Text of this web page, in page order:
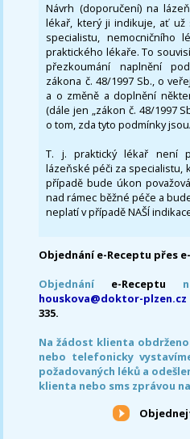
Návrh (doporučení) na
lékař, který ji indikuje, ať
specialistu, nemocničního
praktického lékaře. To
přezkoumání naplnění
zákona č. 48/1997 Sb., o
a o změně a doplnění
(dále jen „zákon č. 48/1997
o tom, zda tyto podmínky
T. j. praktický lékař není
lázeňské péči za specialistu,
případě bude úkon
nad rámec běžné péče a
neplatí v případě NAŠÍ
Objednání e-Receptu přes
Objednání e-Receptu
houskova@doktor-plzen.cz
335.
Na žádost klienta
nebo telefonicky
požadovaných léků a
klienta nebo sms zprávou